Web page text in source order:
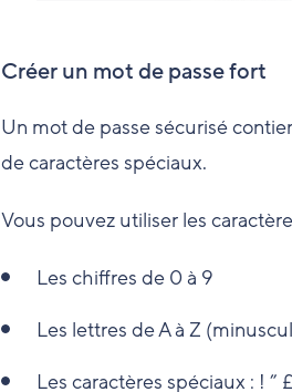
Créer un mot de passe fort
Un mot de passe sécurisé
de caractères spéciaux.
Vous pouvez utiliser les
Les chiffres de 0 à 9
Les lettres de A à Z
Les caractères spéciaux : ! ” £